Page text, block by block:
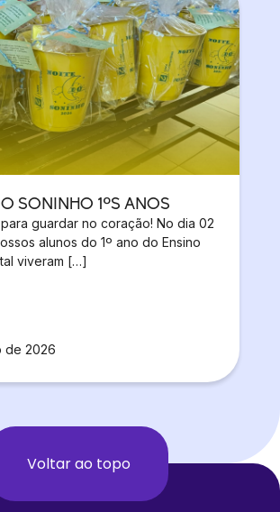
SONINHO 1ºS ANOS
guardar no coração! No dia 02
alunos do 1º ano do Ensino
viveram […]
de 2026
Voltar ao topo